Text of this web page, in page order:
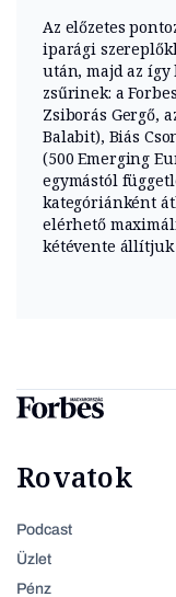
Az előzetes
iparági
után, majd az
zsűrinek: a
Zsiborás Gergő,
Balabit), Biás
(500 Emerging
egymástól
kategóriánként
elérhető
kétévente állítjuk
Rovatok
Podcast
Üzlet
Pénz